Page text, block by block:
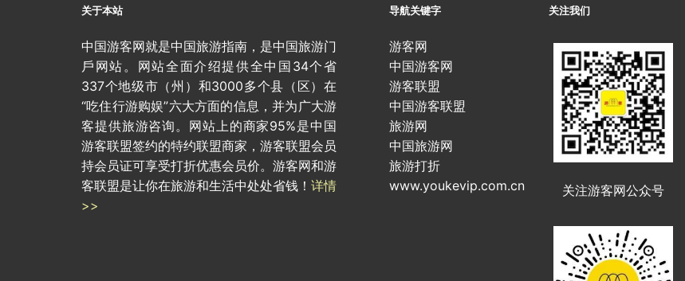
关于本站
中国游客网就是中国旅游指南，是中国旅游门
戶网站。网站全面介绍提供全中国34个省
337个地级市（州）和3000多个县（区）在
“吃住行游购娱”六大方面的信息，并为广大游
客提供旅游咨询。网站上的商家95%是中国
游客联盟签约的特约联盟商家，游客联盟会员
持会员证可享受打折优惠会员价。游客网和游
客联盟是让你在旅游和生活中处处省钱！ 详情
>>
导航关键字
游客网
中国游客网
游客联盟
中国游客联盟
旅游网
中国旅游网
旅游打折
www.youkevip.com.cn
关注我们
关注游客网公众号